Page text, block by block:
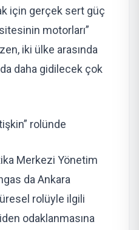
için gerçek sert güç
motorları”
iki ülke arasında
daha gidilecek çok
rolünde
Merkezi Yönetim
da Ankara
rolüyle ilgili
odaklanmasına